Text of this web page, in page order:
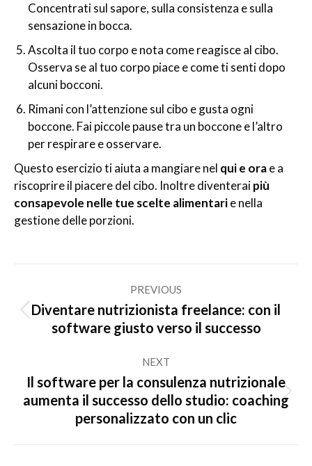
Concentrati sul sapore, sulla consistenza e sulla
sensazione in bocca.
Ascolta il tuo corpo e nota come reagisce al cibo.
Osserva se al tuo corpo piace e come ti senti dopo
alcuni bocconi.
Rimani con l’attenzione sul cibo e gusta ogni
boccone. Fai piccole pause tra un boccone e l’altro
per respirare e osservare.
Questo esercizio ti aiuta a mangiare nel qui e orae a
riscoprire il piacere del cibo. Inoltre diventeraipiù
consapevole nelle tue scelte alimentarie nella
gestione delle porzioni.
navigation
PREVIOUS
Previous
post:
Diventare nutrizionista freelance: con il
software giusto verso il successo
NEXT
Next
post:
Il software per la consulenza nutrizionale
aumenta il successo dello studio: coaching
personalizzato con un clic